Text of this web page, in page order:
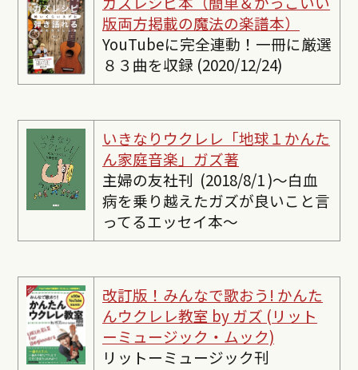
版両方掲載の魔法の楽譜本）
YouTubeに完全連動！一冊に厳選
８３曲を収録 (2020/12/24)
いきなりウクレレ「地球１かんた
ん家庭音楽」ガズ著
主婦の友社刊 (2018/8/1 )〜白血
病を乗り越えたガズが良いこと言
ってるエッセイ本〜
改訂版！みんなで歌おう! かんた
んウクレレ教室 by ガズ (リット
ーミュージック・ムック)
リットーミュージック刊